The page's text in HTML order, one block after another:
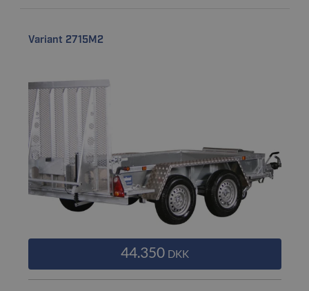
Variant 2715M2
44.350 DKK